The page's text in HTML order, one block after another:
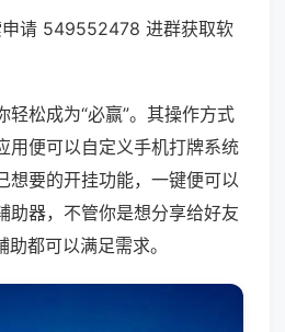
请 549552478 进群获取软
轻松成为“必赢”。其操作方式
用便可以自定义手机打牌系统
想要的开挂功能，一键便可以
助器，不管你是想分享给好友
都可以满足需求。